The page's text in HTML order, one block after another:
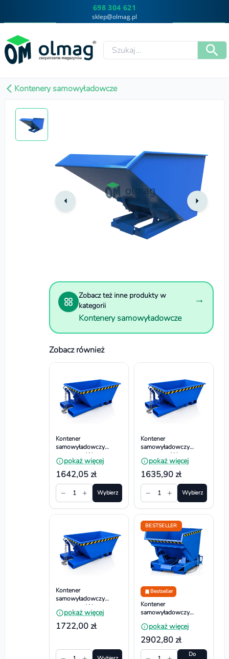
698 304 621
sklep@olmag.pl
Kontenery samowyładowcze
Zobacz też inne produkty w
kategorii
Kontenery samowyładowcze
→
Zobacz również
Kontener
samowyładowczy
wywrotny. Wym.
1210x747x419 mm,
Pojemność 150l
pokaż więcej
1642,05 zł
−
1 + Wybierz
Kontener
samowyładowczy
wywrotny. Wym.
1210x1047x419 mm,
Pojemność 250l
pokaż więcej
1635,90 zł
−
1 + Wybierz
Kontener
samowyładowczy
wywrotny. Wym.
1393x780x577 mm,
Pojemność 300l
pokaż więcej
1722,00 zł
BESTSELLER
Bestseller
Kontener
samowyładowczy
Dwustronnie spawany.
Wym. 1240x844x771
mm, Pojemność 300l
pokaż więcej
2902,80 zł
Do